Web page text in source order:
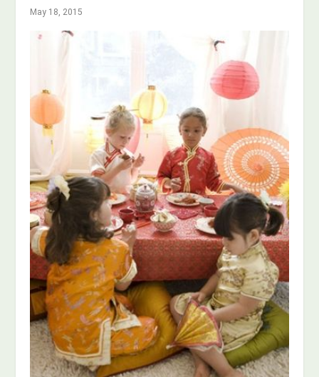
May 18, 2015